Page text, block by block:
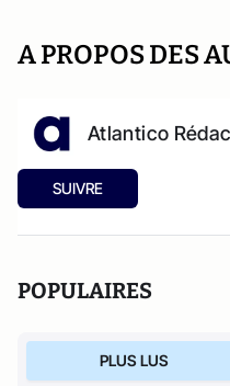
A PROPOS DES
Atlantico
SUIVRE
POPULAIRES
PLUS LUS